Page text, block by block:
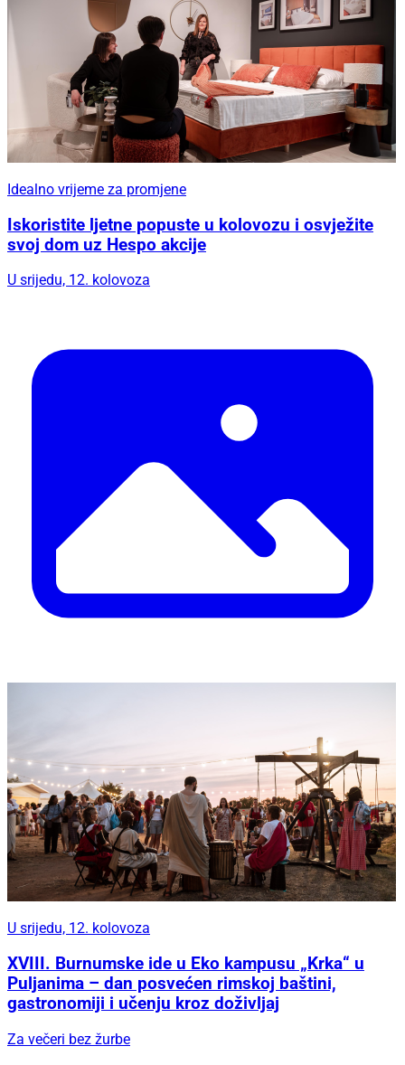
Idealno vrijeme za promjene
Iskoristite ljetne popuste u kolovozu i osvježite
svoj dom uz Hespo akcije
U srijedu, 12. kolovoza
U srijedu, 12. kolovoza
XVIII. Burnumske ide u Eko kampusu „Krka“ u
Puljanima – dan posvećen rimskoj baštini,
gastronomiji i učenju kroz doživljaj
Za večeri bez žurbe